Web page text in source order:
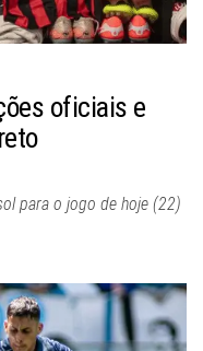
oficiais e
para o jogo de hoje (22)